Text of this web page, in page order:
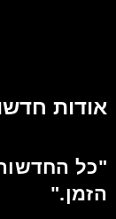
אודות
"כל
הזמן."